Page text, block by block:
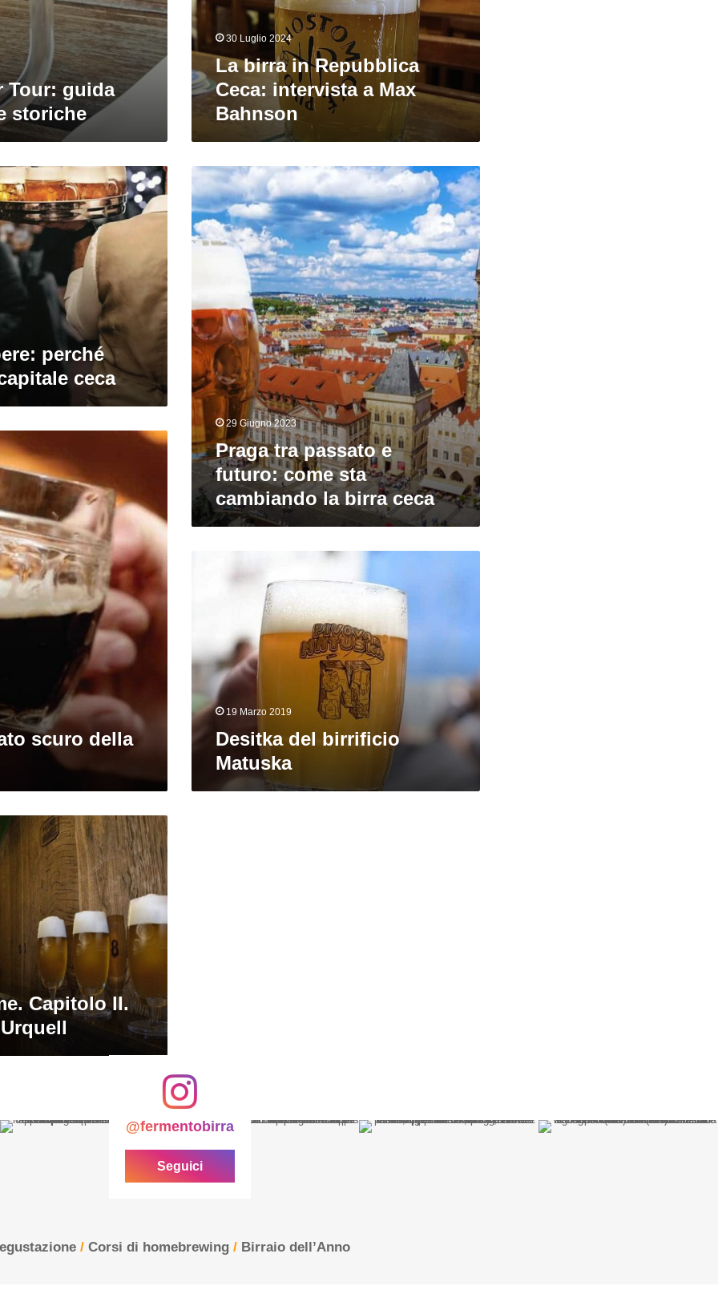
Tour: guida
storiche
a
Max
Bahnson30 Luglio 2024
La birra in Repubblica
Ceca: intervista a Max
Bahnson
perché
ceca
Praga
tra
passato
e
futuro:
la
birra
ceca
29 Giugno 2023
Praga tra passato e
futuro: come sta
cambiando la birra ceca
scuro della
19 Marzo 2019
Desitka del birrificio
Matuska
Capitolo II.
@fermentobirra
Seguici
/ Corsi di homebrewing / Birraio dell’Anno